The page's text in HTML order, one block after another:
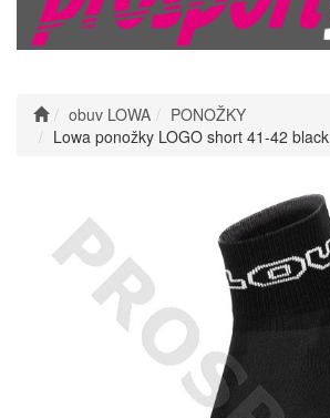
obuv LOWA
PONOŽKY
Lowa ponožky LOGO short 41-42 black